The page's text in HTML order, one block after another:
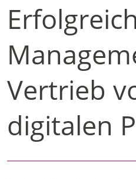
Vertrieb
digitalen